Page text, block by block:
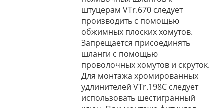
штуцерам VTr.670 следует
производить с помощью
обжимных плоских хомутов.
Запрещается присоединять
шланги с помощью
проволочных хомутов и скруток.
Для монтажа хромированных
удлинителей VTr.198C следует
использовать шестигранный